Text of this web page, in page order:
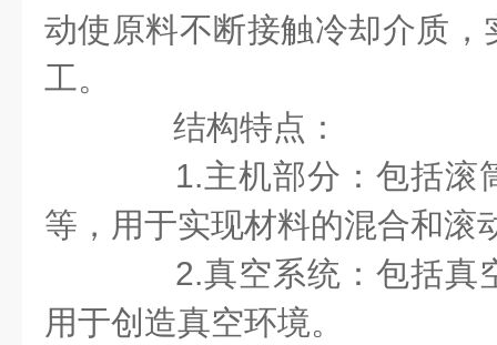
动使原料不断接触冷却介质
工。
结构特点：
1.主机部分：包括滚
等，用于实现材料的混合和滚
2.真空系统：包括真
用于创造真空环境。